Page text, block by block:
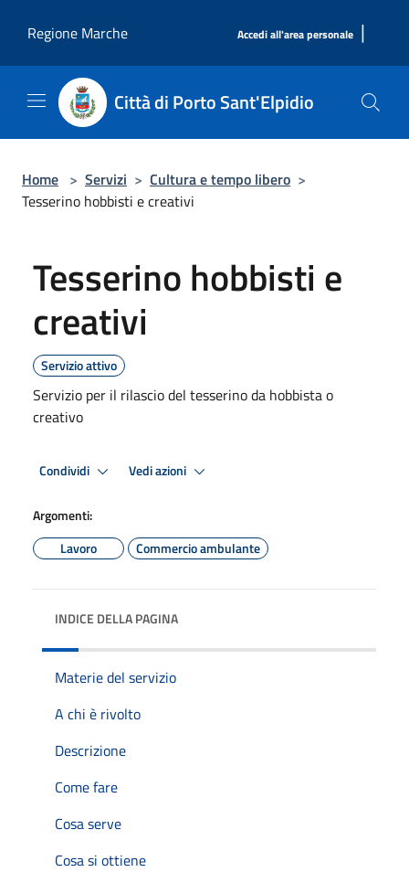
Regione Marche
Accedi all'area personale |
Città di Porto Sant'Elpidio
Home > Servizi > Cultura e tempo libero >
Tesserino hobbisti e creativi
Tesserino hobbisti e
creativi
Servizio attivo
Servizio per il rilascio del tesserino da hobbista o
creativo
Condividi Vedi azioni
Argomenti:
Lavoro
Commercio ambulante
INDICE DELLA PAGINA
Materie del servizio
A chi è rivolto
Descrizione
Come fare
Cosa serve
Cosa si ottiene